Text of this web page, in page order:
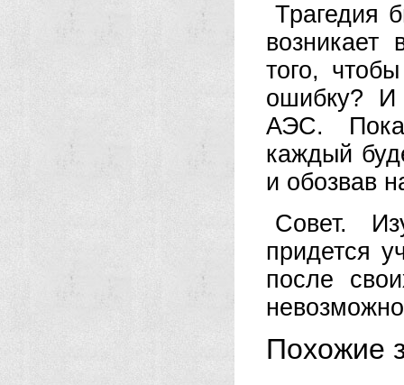
Трагедия
возникает
того,
ошибку? И
АЭС. Пока
каждый
и обозвав
Совет.
придется
после
Похожие